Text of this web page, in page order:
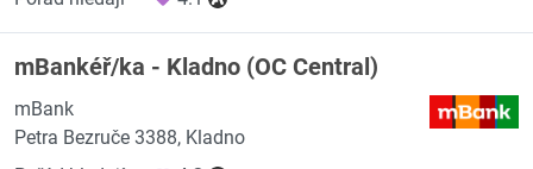
mBankéř/ka - Kladno (OC Central)
mBank
Petra Bezruče 3388, Kladno